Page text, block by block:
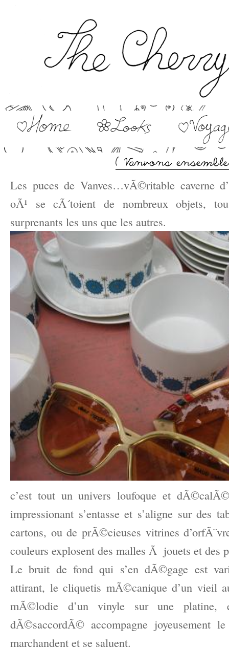
Les puces de Vanves…vÃ©ritable caverne
oÃ¹ se cÃ´toient de nombreux objets,
surprenants les uns que les autres.
c’est tout un univers loufoque et
impressionant s’entasse et s’aligne sur des
cartons, ou de prÃ©cieuses vitrines
couleurs explosent des malles Ã jouets et des
Le bruit de fond qui s’en dÃ©gage est
attirant, le cliquetis mÃ©canique d’un vieil
mÃ©lodie d’un vinyle sur une platine,
dÃ©saccordÃ© accompagne joyeusement
marchandent et se saluent.